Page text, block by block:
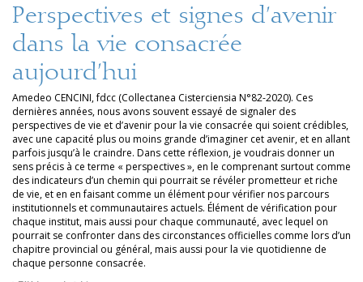
Perspectives et signes d’avenir
dans la vie consacrée
aujourd’hui
Amedeo CENCINI, fdcc (Collectanea Cisterciensia N°82-2020). Ces
dernières années, nous avons souvent essayé de signaler des
perspectives de vie et d’avenir pour la vie consacrée qui soient crédibles,
avec une capacité plus ou moins grande d’imaginer cet avenir, et en allant
parfois jusqu’à le craindre. Dans cette réflexion, je voudrais donner un
sens précis à ce terme « perspectives », en le comprenant surtout comme
des indicateurs d’un chemin qui pourrait se révéler prometteur et riche
de vie, et en en faisant comme un élément pour vérifier nos parcours
institutionnels et communautaires actuels. Élément de vérification pour
chaque institut, mais aussi pour chaque communauté, avec lequel on
pourrait se confronter dans des circonstances officielles comme lors d’un
chapitre provincial ou général, mais aussi pour la vie quotidienne de
chaque personne consacrée.